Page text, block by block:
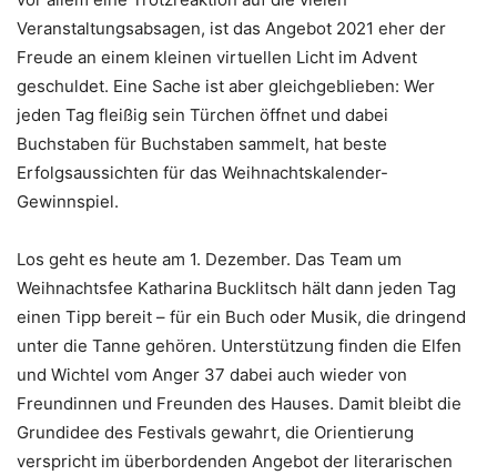
Veranstaltungsabsagen, ist das Angebot 2021 eher der
Freude an einem kleinen virtuellen Licht im Advent
geschuldet. Eine Sache ist aber gleichgeblieben: Wer
jeden Tag fleißig sein Türchen öffnet und dabei
Buchstaben für Buchstaben sammelt, hat beste
Erfolgsaussichten für das Weihnachtskalender-
Gewinnspiel.
Los geht es heute am 1. Dezember. Das Team um
Weihnachtsfee Katharina Bucklitsch hält dann jeden Tag
einen Tipp bereit – für ein Buch oder Musik, die dringend
unter die Tanne gehören. Unterstützung finden die Elfen
und Wichtel vom Anger 37 dabei auch wieder von
Freundinnen und Freunden des Hauses. Damit bleibt die
Grundidee des Festivals gewahrt, die Orientierung
verspricht im überbordenden Angebot der literarischen